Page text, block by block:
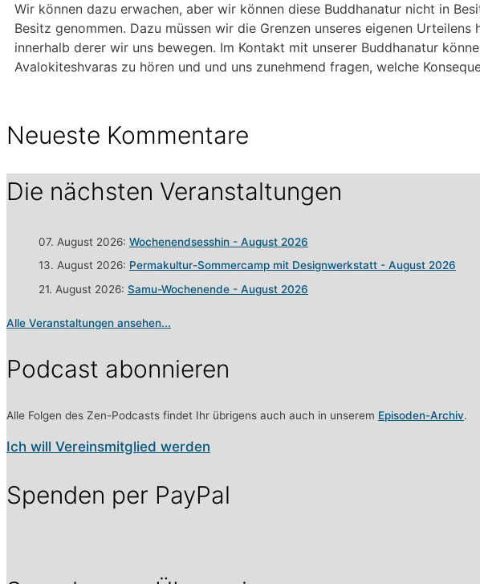
Wir können dazu erwachen, aber wir können diese Buddhanatur nicht in
Besitz genommen. Dazu müssen wir die Grenzen unseres eigenen
innerhalb derer wir uns bewegen. Im Kontakt mit unserer Buddhanatur
Avalokiteshvaras zu hören und und uns zunehmend fragen, welche
Neueste Kommentare
Die nächsten Veranstaltungen
07. August 2026: Wochenendsesshin - August 2026
13. August 2026: Permakultur-Sommercamp mit Designwerkstatt - August 2026
21. August 2026: Samu-Wochenende - August 2026
Alle Veranstaltungen ansehen...
Podcast abonnieren
Alle Folgen des Zen-Podcasts findet Ihr übrigens auch auch in unserem Episoden-Archiv.
Ich will Vereinsmitglied werden
Spenden per PayPal